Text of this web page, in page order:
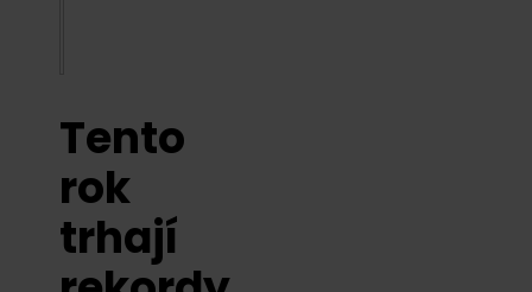
Tento
rok
trhají